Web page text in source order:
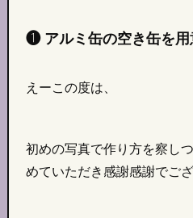
❶ アルミ缶の空き缶を用
えーこの度は、
初めの写真で作り方を察し
めていただき感謝感謝でござ